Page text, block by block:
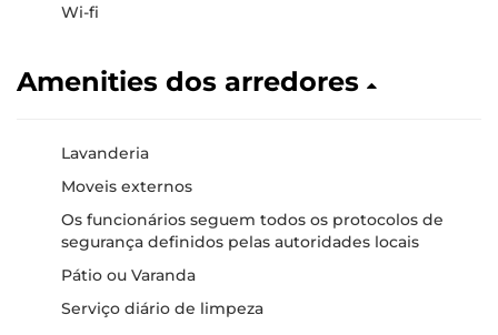
Wi-fi
Amenities dos arredores
Lavanderia
Moveis externos
Os funcionários seguem todos os protocolos de
segurança definidos pelas autoridades locais
Pátio ou Varanda
Serviço diário de limpeza